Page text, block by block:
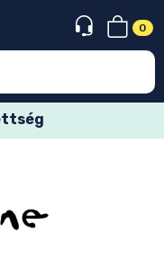
0